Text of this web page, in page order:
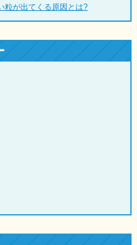
粒が出てくる原因とは?